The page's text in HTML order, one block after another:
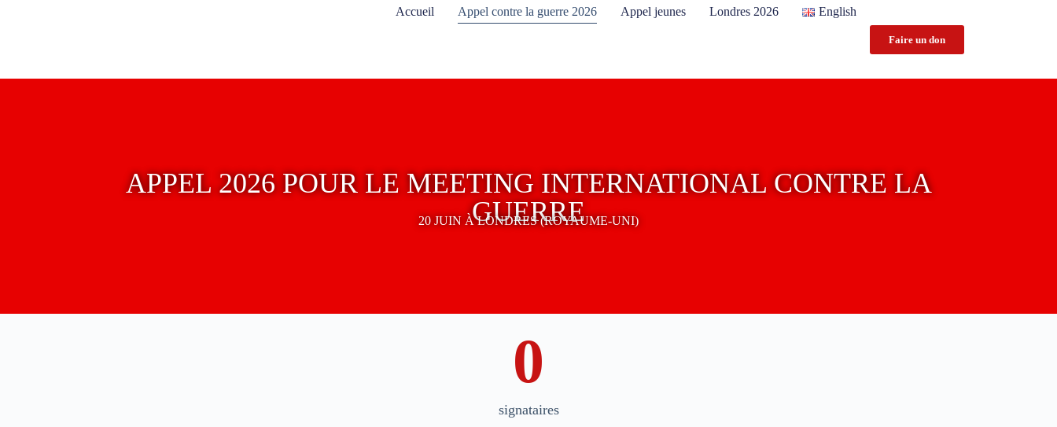
Accueil Appel contre la guerre 2026 Appel jeunes Londres 2026 English
Faire un don
APPEL 2026 POUR LE MEETING INTERNATIONAL CONTRE LA
GUERRE
20 JUIN À LONDRES (ROYAUME-UNI)
signataires
0